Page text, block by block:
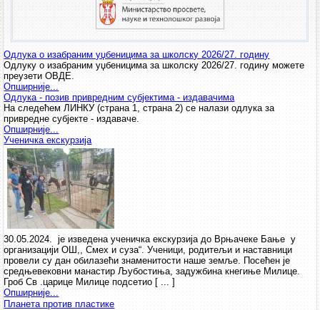
Одлука о изабраним уџбеницима за школску 2026/27. годину
Одлуку о изабраним уџбеницима за школску 2026/27. годину можете
преузети ОВДЕ.
Опширније...
Одлука - позив привредним субјектима - издавачима
На следећем ЛИНКУ (страна 1, страна 2) се налази одлука за
привредне субјекте - издаваче.
Опширније...
Ученичка екскурзија
30.05.2024. је изведена ученичка екскурзија до Врњачеке Бање у
организацији ОШ,, Смех и суза“. Ученици, родитељи и наставници
провели су дан обилазећи знаменитости наше земље. Посећен је
средњевековни манастир Љубостиња, задужбина кнегиње Милице.
Гроб Св .царице Милице подсетио [ ... ]
Опширније...
Планета против пластике